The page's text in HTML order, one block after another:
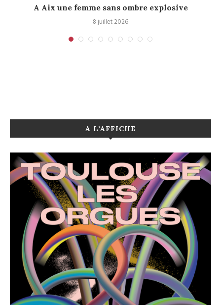
A Aix une femme sans ombre explosive
8 juillet 2026
A L’AFFICHE